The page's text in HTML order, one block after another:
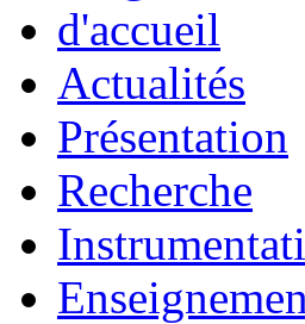
Actualités
Présentation
Recherche